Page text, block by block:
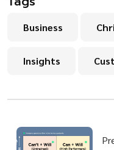
Business
Insights